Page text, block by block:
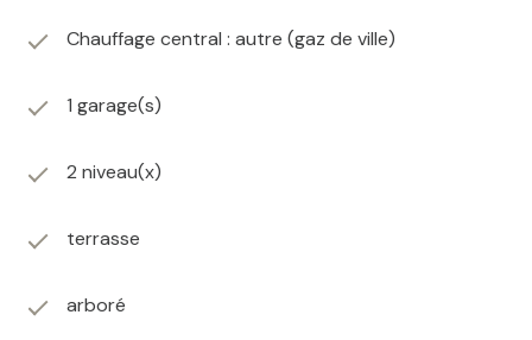
Chauffage central : autre (gaz de ville)
1 garage(s)
2 niveau(x)
terrasse
arboré